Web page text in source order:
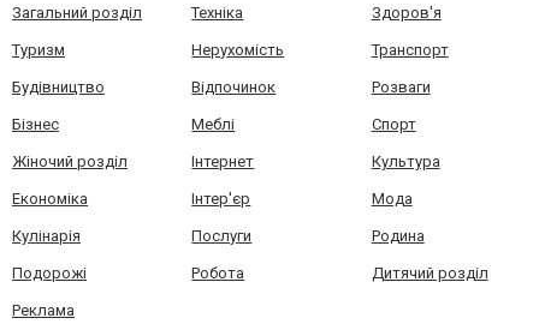
Загальний розділ Техніка Здоров'я
Туризм Нерухомість Транспорт
Будівництво Відпочинок Розваги
Бізнес Меблі Спорт
Жіночий розділ Інтернет Культура
Економіка Інтер'єр Мода
Кулінарія Послуги Родина
Подорожі Робота Дитячий розділ
Реклама